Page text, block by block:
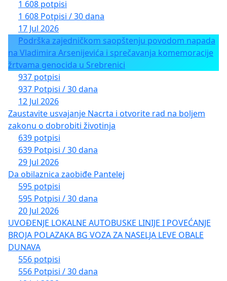
1 608 potpisi
1 608 Potpisi / 30 dana
17 Jul 2026
Podrška zajedničkom saopštenju povodom napada
na Vladimira Arsenijevića i sprečavanja komemoracije
žrtvama genocida u Srebrenici
937 potpisi
937 Potpisi / 30 dana
12 Jul 2026
Zaustavite usvajanje Nacrta i otvorite rad na boljem
zakonu o dobrobiti životinja
639 potpisi
639 Potpisi / 30 dana
29 Jul 2026
Da obilaznica zaobiđe Pantelej
595 potpisi
595 Potpisi / 30 dana
20 Jul 2026
UVOĐENJE LOKALNE AUTOBUSKE LINIJE I POVEĆANJE
BROJA POLAZAKA BG VOZA ZA NASELJA LEVE OBALE
DUNAVA
556 potpisi
556 Potpisi / 30 dana